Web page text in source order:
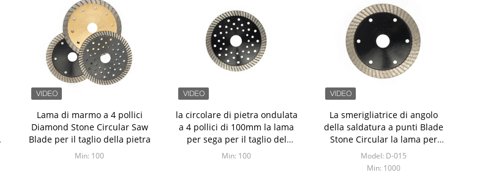
Lama di marmo a 4 pollici
Diamond Stone Circular Saw
Blade per il taglio della pietra
Min: 100
la circolare di pietra ondulata
a 4 pollici di 100mm la lama
per sega per il taglio del
marmo
Min: 100
La smerigliatrice di angolo
della saldatura a punti Blade
Stone Circular la lama per
sega per il taglio del granito
Model: D-015
Min: 1000